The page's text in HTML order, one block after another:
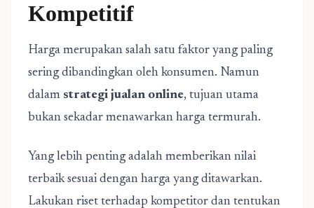
Kompetitif
Harga merupakan salah satu faktor yang paling
sering dibandingkan oleh konsumen. Namun
dalam strategi jualan online, tujuan utama
bukan sekadar menawarkan harga termurah.
Yang lebih penting adalah memberikan nilai
terbaik sesuai dengan harga yang ditawarkan.
Lakukan riset terhadap kompetitor dan tentukan